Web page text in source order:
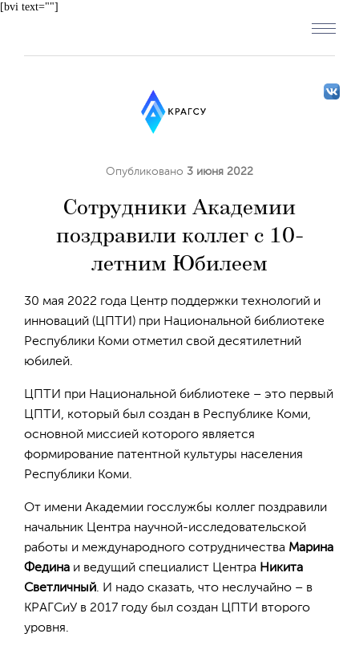
[bvi text=""]
Опубликовано 3 июня 2022
Сотрудники Академии
поздравили коллег с 10-
летним Юбилеем
30 мая 2022 года Центр поддержки технологий и
инноваций (ЦПТИ) при Национальной библиотеке
Республики Коми отметил свой десятилетний
юбилей.
ЦПТИ при Национальной библиотеке – это первый
ЦПТИ, который был создан в Республике Коми,
основной миссией которого является
формирование патентной культуры населения
Республики Коми.
От имени Академии госслужбы коллег поздравили
начальник Центра научной-исследовательской
работы и международного сотрудничества Марина
Федина и ведущий специалист Центра Никита
Светличный. И надо сказать, что неслучайно – в
КРАГСиУ в 2017 году был создан ЦПТИ второго
уровня.